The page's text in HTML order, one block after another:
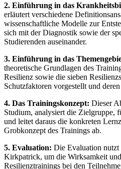
2. Einführung in das
erläutert verschiedene
wissenschaftliche Modelle zur
sich mit der Diagnostik sowie der
Studierenden auseinander.
3. Einführung in das
theoretische Grundlagen des
Resilienz sowie die sieben
Schutzfaktoren vorgestellt und
4. Das Trainingskonzept: Dieser
Studium, analysiert die Zielgruppe,
und leitet daraus die konkreten
Grobkonzept des Trainings ab.
5. Evaluation: Die Evaluation nutzt
Kirkpatrick, um die Wirksamkeit
Resilienztrainings bei den